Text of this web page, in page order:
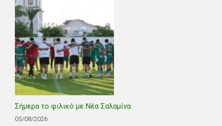
Σήμερα το φιλικό με Νέα Σαλαμίνα
05/08/2026